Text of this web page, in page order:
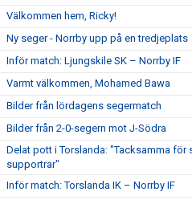
Välkommen hem, Ricky!
Ny seger - Norrby upp på en tredjeplats
Inför match: Ljungskile SK – Norrby IF
Varmt välkommen, Mohamed Bawa
Bilder från lördagens segermatch
Bilder från 2-0-segern mot J-Södra
Delat pott i Torslanda: "Tacksamma för
supportrar"
Inför match: Torslanda IK – Norrby IF